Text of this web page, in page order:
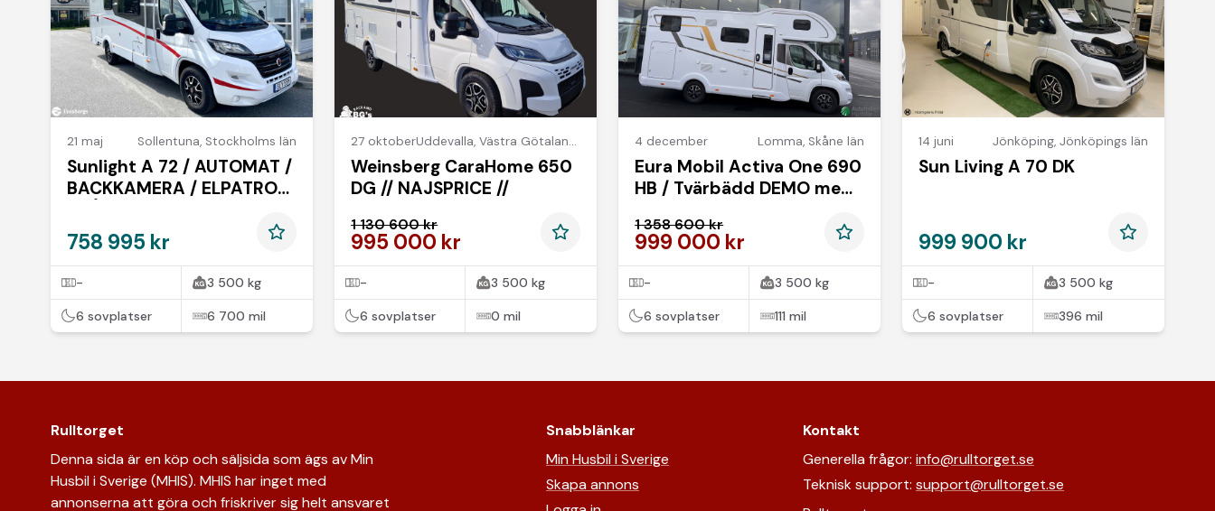
21 maj Sollentuna, Stockholms län
Sunlight A 72 / AUTOMAT /
BACKKAMERA / ELPATRON
758 995 kr
- 3 500 kg
6 sovplatser 6 700 mil
27 oktoberUddevalla,Västra Götalands län
Weinsberg CaraHome 650
DG // NAJSPRICE //
1 130 600 kr
995 000 kr
- 3 500 kg
6 sovplatser 0 mil
4 december Lomma, Skåne län
Eura Mobil Activa One 690
HB / Tvärbädd DEMO med
1 358 600 kr
999 000 kr
- 3 500 kg
6 sovplatser 111 mil
14 juni Jönköping, Jönköpings län
Sun Living A 70 DK
999 900 kr
- 3 500 kg
6 sovplatser 396 mil
Rulltorget
Denna sida är en köp och säljsida som ägs av Min
Husbil i Sverige (MHIS). MHIS har inget med
annonserna att göra och friskriver sig helt ansvaret
Snabblänkar
Min Husbil i Sverige
Skapa annons
Kontakt
Generella frågor: info@rulltorget.se
Teknisk support: support@rulltorget.se